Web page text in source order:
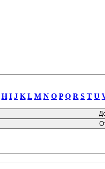
H I J K L M N O P Q R S T U